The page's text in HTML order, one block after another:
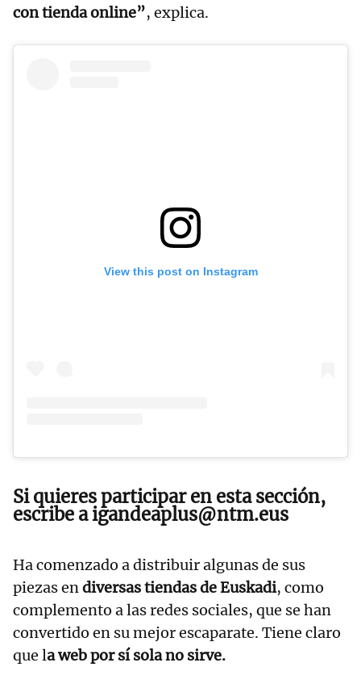
con tienda online”, explica.
View this post on Instagram
Si quieres participar en esta sección,
escribe a igandeaplus@ntm.eus
Ha comenzado a distribuir algunas de sus
piezas endiversas tiendas de Euskadi, como
complemento a las redes sociales, que se han
convertido en su mejor escaparate. Tiene claro
que la web por sí sola no sirve.